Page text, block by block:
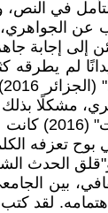
عن
إجابة
ناقدًا"، الصادر
مشكلًا
كتب الشعر
الحدث
بين